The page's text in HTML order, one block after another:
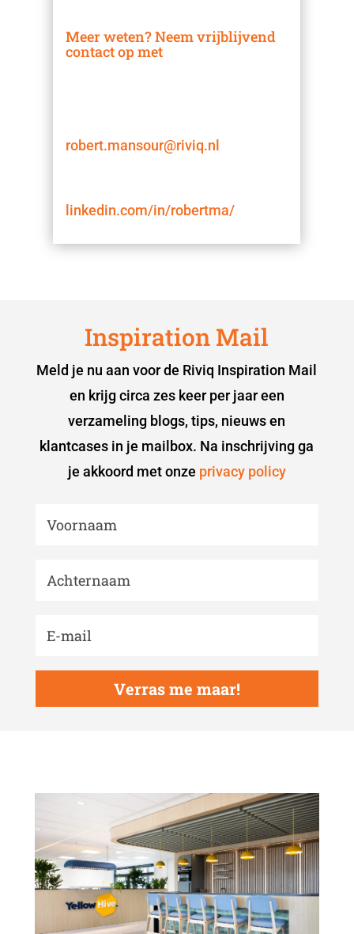
Meer weten? Neem vrijblijvend
contact op met
robert.mansour@riviq.nl
linkedin.com/in/robertma/
Inspiration Mail
Meld je nu aan voor de Riviq Inspiration Mail
en krijg circa zes keer per jaar een
verzameling blogs, tips, nieuws en
klantcases in je mailbox. Na inschrijving ga
je akkoord met onze privacy policy
Verras me maar!